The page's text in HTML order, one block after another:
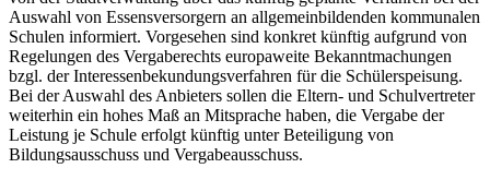
Auswahl von Essensversorgern an allgemeinbildenden kommunalen
Schulen informiert. Vorgesehen sind konkret künftig aufgrund von
Regelungen des Vergaberechts europaweite Bekanntmachungen
bzgl. der Interessenbekundungsverfahren für die Schülerspeisung.
Bei der Auswahl des Anbieters sollen die Eltern- und Schulvertreter
weiterhin ein hohes Maß an Mitsprache haben, die Vergabe der
Leistung je Schule erfolgt künftig unter Beteiligung von
Bildungsausschuss und Vergabeausschuss.